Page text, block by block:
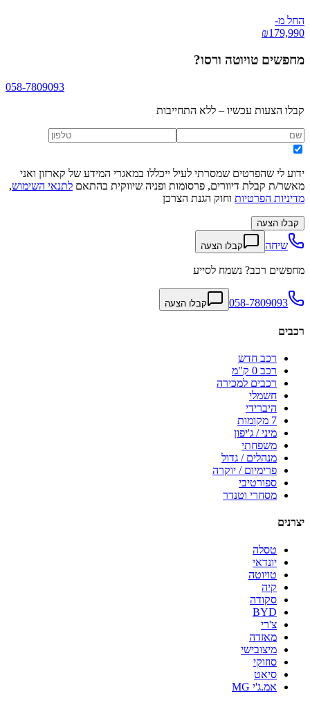
החל מ-
₪179,990
מחפשים טויוטה ורסו?
058-7809093
קבלו הצעות עכשיו – ללא התחייבות
ידוע לי שהפרטים שמסרתי לעיל ייכללו במאגרי המידע של קארזון ואני
מאשר/ת קבלת דיוורים, פרסומות ופניה שיווקית בהתאם לתנאי השימוש,
מדיניות הפרטיות וחוק הגנת הצרכן
קבלו הצעה
שיחה קבלו הצעה
מחפשים רכב? נשמח לסייע
058-7809093 קבלו הצעה
רכבים
רכב חדש
רכב 0 ק"מ
רכבים למכירה
חשמלי
היברידי
7 מקומות
מיני / ג'יפון
משפחתי
מנהלים / גדול
פרימיום / יוקרה
ספורטיבי
מסחרי וטנדר
יצרנים
טסלה
יונדאי
טויוטה
קיה
סקודה
BYD
צ'רי
מאזדה
מיצובישי
סוזוקי
סיאט
אמ.ג'י MG